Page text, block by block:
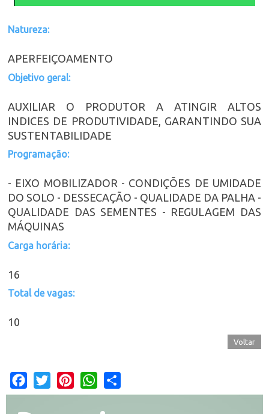
Natureza:
APERFEIÇOAMENTO
Objetivo geral:
AUXILIAR O PRODUTOR A ATINGIR ALTOS
INDICES DE PRODUTIVIDADE, GARANTINDO SUA
SUSTENTABILIDADE
Programação:
- EIXO MOBILIZADOR - CONDIÇÕES DE UMIDADE
DO SOLO - DESSECAÇÃO - QUALIDADE DA PALHA -
QUALIDADE DAS SEMENTES - REGULAGEM DAS
MÁQUINAS
Carga horária:
16
Total de vagas:
10
Voltar
Facebook
Twitter PinterestWhatsApp